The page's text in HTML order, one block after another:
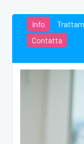
Info
Contatta